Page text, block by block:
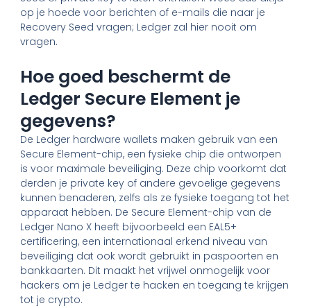
op je hoede voor berichten of e-mails die naar je
Recovery Seed vragen; Ledger zal hier nooit om
vragen.
Hoe goed beschermt de
Ledger Secure Element je
gegevens?
De Ledger hardware wallets maken gebruik van een
Secure Element-chip, een fysieke chip die ontworpen
is voor maximale beveiliging. Deze chip voorkomt dat
derden je private key of andere gevoelige gegevens
kunnen benaderen, zelfs als ze fysieke toegang tot het
apparaat hebben. De Secure Element-chip van de
Ledger Nano X heeft bijvoorbeeld een EAL5+
certificering, een internationaal erkend niveau van
beveiliging dat ook wordt gebruikt in paspoorten en
bankkaarten. Dit maakt het vrijwel onmogelijk voor
hackers om je Ledger te hacken en toegang te krijgen
tot je crypto.